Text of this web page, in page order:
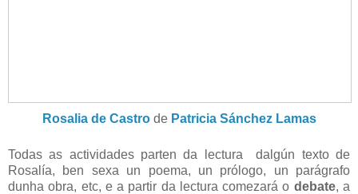
Rosalia de Castro de Patricia Sánchez Lamas
Todas as actividades parten da lectura dalgún texto de
Rosalía, ben sexa un poema, un prólogo, un parágrafo
dunha obra, etc, e a partir da lectura comezará o debate, a